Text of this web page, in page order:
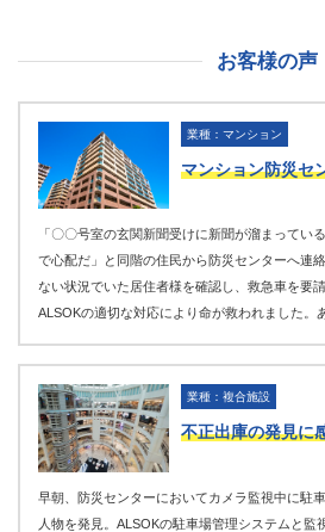
お客様の声
業種：マンション
マンション防災セ
「〇〇号室の玄関新聞受けに新聞が溜まってい
で心配だ」と同階の住民から防災センターへ連
ない状況でいた居住者様を確認し、救急車を要
ALSOKの適切な対応により命が救われました。
業種：複合施設
不正出庫の発見に
早朝、防災センターにおいてカメラ監視中に駐
人物を発見。ALSOKの駐車場管理システムと監